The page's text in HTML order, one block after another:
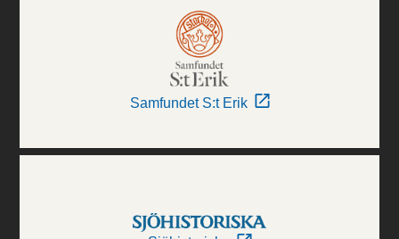
Samfundet S:t Erik